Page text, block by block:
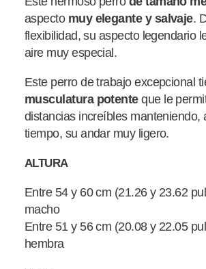
aspectomuy elegante y salvaje.
flexibilidad, su aspecto legendario
aire muy especial.
Este perro de trabajo excepcional
musculatura potenteque le
distancias increíbles manteniendo,
tiempo, su andar muy ligero.
ALTURA
Entre 54 y 60 cm (21.26 y 23.62
macho
Entre 51 y 56 cm (20.08 y 22.05
hembra